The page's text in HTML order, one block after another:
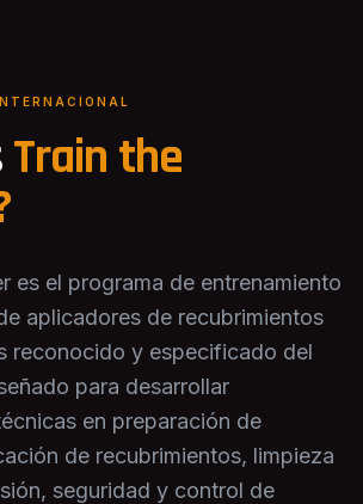
Train the
es el programa de entrenamiento
aplicadores de recubrimientos
reconocido y especificado del
para desarrollar
en preparación de
de recubrimientos, limpieza
seguridad y control de